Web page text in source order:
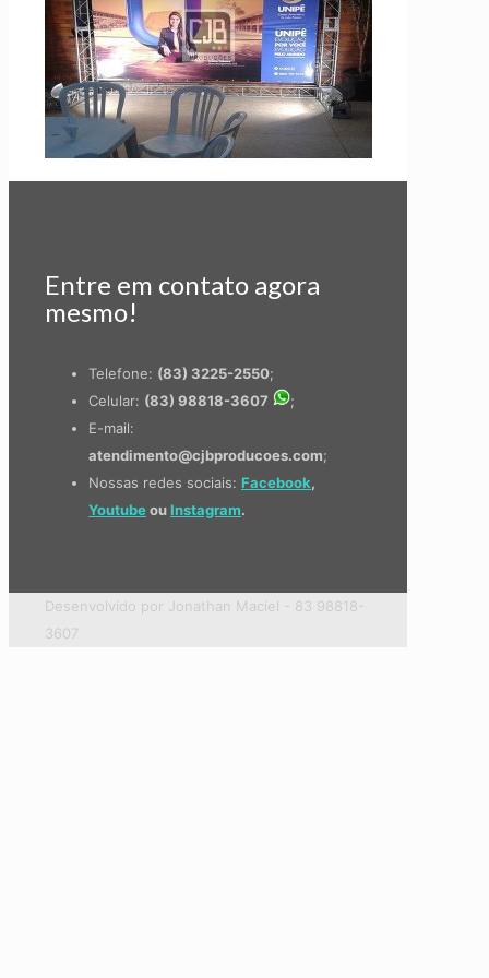
Entre em contato agora
mesmo!
Telefone: (83) 3225-2550;
Celular: (83) 98818-3607
;
E-mail:
atendimento@cjbproducoes.com;
Nossas redes sociais: Facebook,
Youtubeou Instagram.
Desenvolvido por Jonathan Maciel - 83 98818-
3607